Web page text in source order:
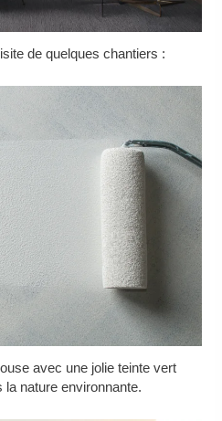
de quelques chantiers :
avec une jolie teinte vert
la nature environnante.